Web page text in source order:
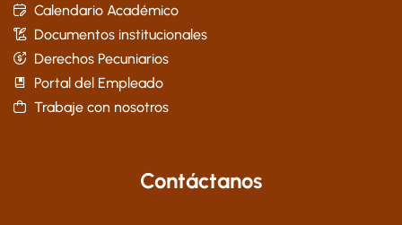
Calendario Académico
Documentos institucionales
Derechos Pecuniarios
Portal del Empleado
Trabaje con nosotros
Contáctanos